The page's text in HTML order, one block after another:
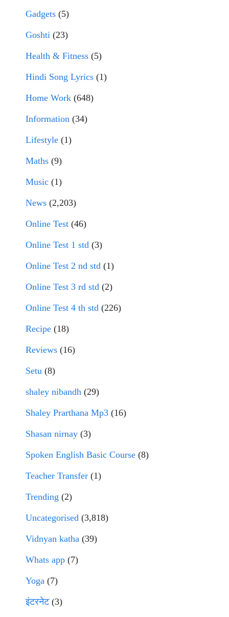
Gadgets (5)
Goshti (23)
Health & Fitness (5)
Hindi Song Lyrics (1)
Home Work (648)
Information (34)
Lifestyle (1)
Maths (9)
Music (1)
News (2,203)
Online Test (46)
Online Test 1 std (3)
Online Test 2 nd std (1)
Online Test 3 rd std (2)
Online Test 4 th std (226)
Recipe (18)
Reviews (16)
Setu (8)
shaley nibandh (29)
Shaley Prarthana Mp3 (16)
Shasan nirnay (3)
Spoken English Basic Course (8)
Teacher Transfer (1)
Trending (2)
Uncategorised (3,818)
Vidnyan katha (39)
Whats app (7)
Yoga (7)
इंटरनेट(3)